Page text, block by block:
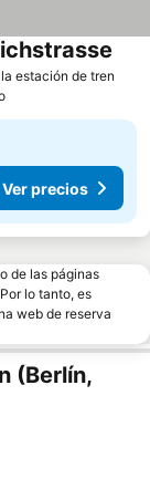
estación de tren
Ver precios
de las páginas
lo tanto, es
web de reserva
(Berlín,